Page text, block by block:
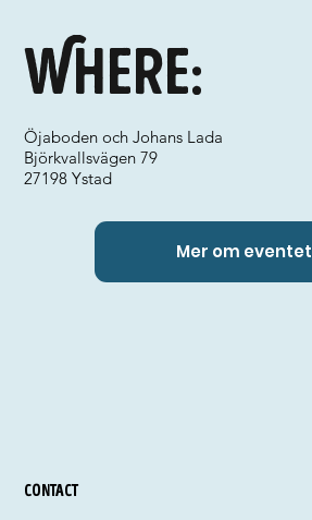
Where:
Öjaboden och Johans Lada
Björkvallsvägen 79
27198 Ystad
Mer om eventet
Contact